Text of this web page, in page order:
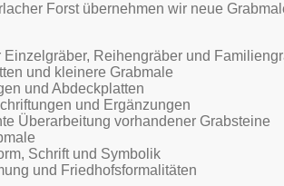
Forst übernehmen wir neue
Reihengräber und
und kleinere Grabmale
und Abdeckplatten
und Ergänzungen
Überarbeitung vorhandener Grabsteine
Schrift und Symbolik
und Friedhofsformalitäten